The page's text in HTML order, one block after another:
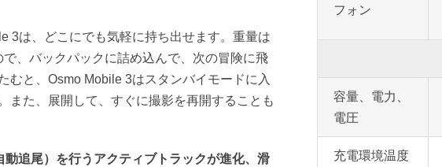
3は、どこにでも気軽に持ち出せます。重量は
、バックパックに詰め込んで、次の冒険に飛
むと、Osmo Mobile 3はスタンバイモードに入
また、展開して、すぐに撮影を再開することも
追尾）を行うアクティブトラックが進化、滑
フォン
容量、電力、
電圧
充電環境温度